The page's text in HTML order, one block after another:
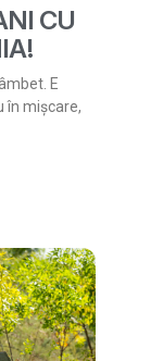
CU
E
în mișcare,